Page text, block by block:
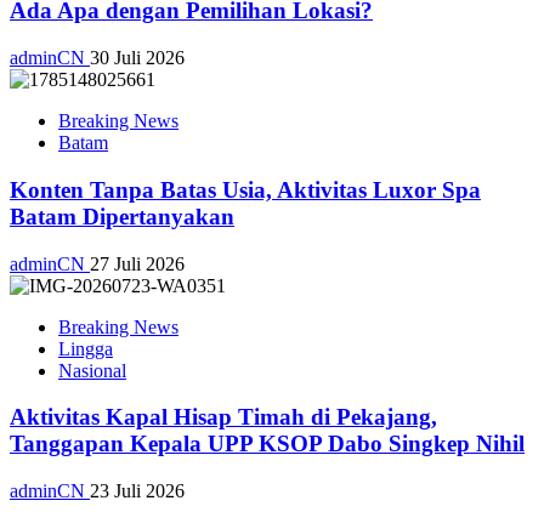
Ada Apa dengan Pemilihan Lokasi?
adminCN 30 Juli 2026
Breaking News
Batam
Konten Tanpa Batas Usia, Aktivitas Luxor Spa
Batam Dipertanyakan
adminCN 27 Juli 2026
Breaking News
Lingga
Nasional
Aktivitas Kapal Hisap Timah di Pekajang,
Tanggapan Kepala UPP KSOP Dabo Singkep Nihil
adminCN 23 Juli 2026